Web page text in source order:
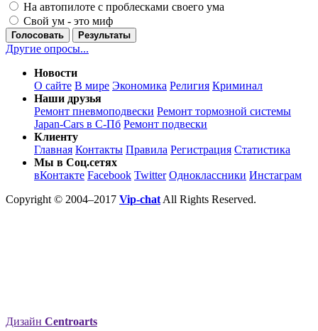
На автопилоте с проблесками своего ума
Свой ум - это миф
Голосовать Результаты
Другие опросы...
Новости
О сайте В мире Экономика Религия Криминал
Наши друзья
Ремонт пневмоподвески Ремонт тормозной системы
Japan-Cars в С-Пб Ремонт подвески
Клиенту
Главная Контакты Правила Регистрация Статистика
Мы в Соц.сетях
вКонтакте Facebook Twitter Одноклассники Инстаграм
Copyright © 2004–2017 Vip-chat All Rights Reserved.
Дизайн Centroarts